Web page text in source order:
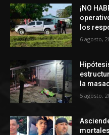
¡NO
los
6 agosto,
la
5 agosto,